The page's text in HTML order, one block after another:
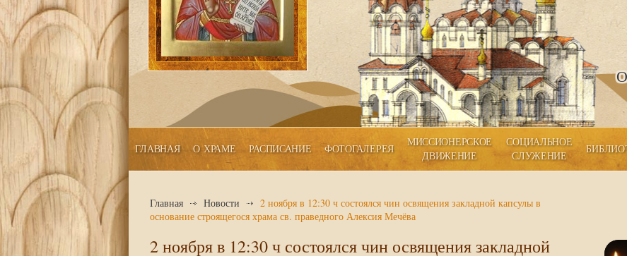
ГЛАВНАЯ О ХРАМЕ РАСПИСАНИЕ ФОТОГАЛЕРЕЯ
МИССИОНЕРСКОЕ
ДВИЖЕНИЕ
СОЦИАЛЬНОЕ
СЛУЖЕНИЕ
Главная Новости
2 ноября в 12:30 ч состоялся чин освящения закладной капсулы в
основание строящегося храма св. праведного Алексия Мечёва
2 ноября в 12:30 ч состоялся чин освящения закладной